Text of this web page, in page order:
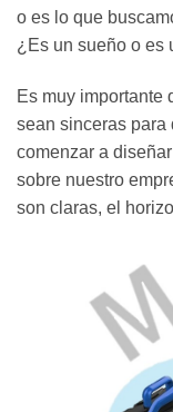
o es lo que
¿Es un sueño o es
Es muy importante
sean sinceras para
comenzar a
sobre nuestro
son claras, el